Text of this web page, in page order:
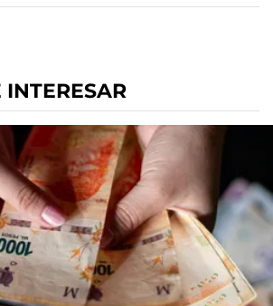
INTERESAR